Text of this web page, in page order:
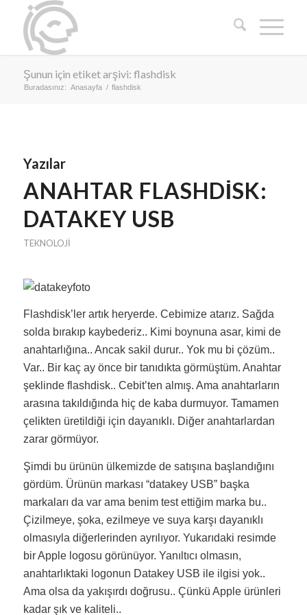
Şunun için etiket arşivi: flashdisk
Buradasınız: Anasayfa / flashdisk
Yazılar
ANAHTAR FLASHDISK:
DATAKEY USB
TEKNOLOJI
Flashdisk’ler artık heryerde. Cebimize atarız. Sağda
solda bırakıp kaybederiz.. Kimi boynuna asar, kimi de
anahtarlığına.. Ancak sakil durur.. Yok mu bi çözüm..
Var.. Bir kaç ay önce bir tanıdıkta görmüştüm. Anahtar
şeklinde flashdisk.. Cebit’ten almış. Ama anahtarların
arasına takıldığında hiç de kaba durmuyor. Tamamen
çelikten üretildiği için dayanıklı. Diğer anahtarlardan
zarar görmüyor.
Şimdi bu ürünün ülkemizde de satışına başlandığını
gördüm. Ürünün markası “datakey USB” başka
markaları da var ama benim test ettiğim marka bu..
Çizilmeye, şoka, ezilmeye ve suya karşı dayanıklı
olmasıyla diğerlerinden ayrılıyor. Yukarıdaki resimde
bir Apple logosu görünüyor. Yanıltıcı olmasın,
anahtarlıktaki logonun Datakey USB ile ilgisi yok..
Ama olsa da yakışırdı doğrusu.. Çünkü Apple ürünleri
kadar şık ve kaliteli..